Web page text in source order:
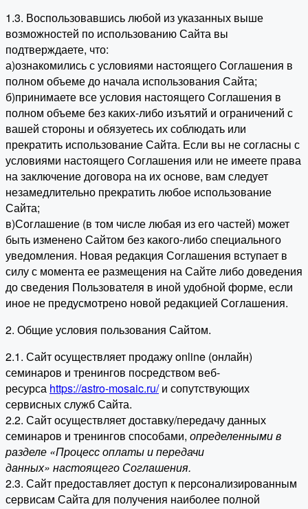
1.3. Воспользовавшись любой из указанных выше
возможностей по использованию Сайта вы
подтверждаете, что:
а)ознакомились с условиями настоящего Соглашения в
полном объеме до начала использования Сайта;
б)принимаете все условия настоящего Соглашения в
полном объеме без каких-либо изъятий и ограничений с
вашей стороны и обязуетесь их соблюдать или
прекратить использование Сайта. Если вы не согласны с
условиями настоящего Соглашения или не имеете права
на заключение договора на их основе, вам следует
незамедлительно прекратить любое использование
Сайта;
в)Соглашение (в том числе любая из его частей) может
быть изменено Сайтом без какого-либо специального
уведомления. Новая редакция Соглашения вступает в
силу с момента ее размещения на Сайте либо доведения
до сведения Пользователя в иной удобной форме, если
иное не предусмотрено новой редакцией Соглашения.
2. Общие условия пользования Сайтом.
2.1. Сайт осуществляет продажу online (онлайн)
семинаров и тренингов посредством веб-
ресурса https://astro-mosaic.ru/и сопутствующих
сервисных служб Сайта.
2.2. Сайт осуществляет доставку/передачу данных
семинаров и тренингов способами, определенными в
разделе «Процесс оплаты и передачи
данных» настоящего Соглашения.
2.3. Сайт предоставляет доступ к персонализированным
сервисам Сайта для получения наиболее полной